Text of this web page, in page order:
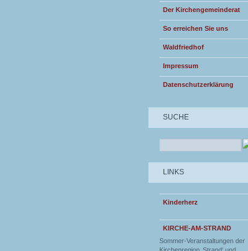
Der Kirchengemeinderat
So erreichen Sie uns
Waldfriedhof
Impressum
Datenschutzerklärung
SUCHE
LINKS
Kinderherz
KIRCHE-AM-STRAND
Sommer-Veranstaltungen der